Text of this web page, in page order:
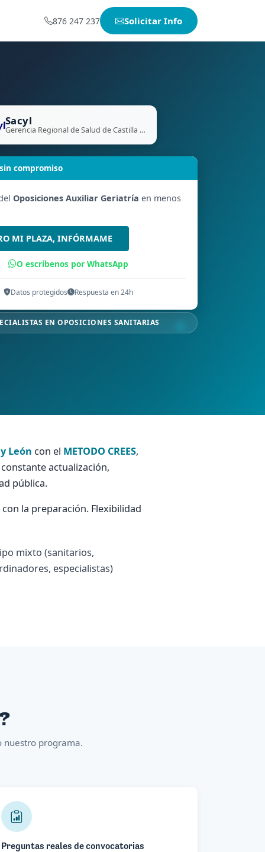
876 247 237 Solicitar Info
Sacyl
Gerencia Regional de Salud de Castilla y León
compromiso
Oposiciones Auxiliar Geriatría en menos
MI PLAZA, INFÓRMAME
O escríbenos por WhatsApp
Datos protegidos Respuesta en 24h
EN OPOSICIONES SANITARIAS
León con el METODO CREES,
actualización,
pública.
la preparación. Flexibilidad
mixto (sanitarios,
especialistas)
nuestro programa.
Preguntas reales de convocatorias